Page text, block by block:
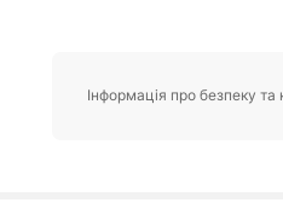
Інформація про безпеку та